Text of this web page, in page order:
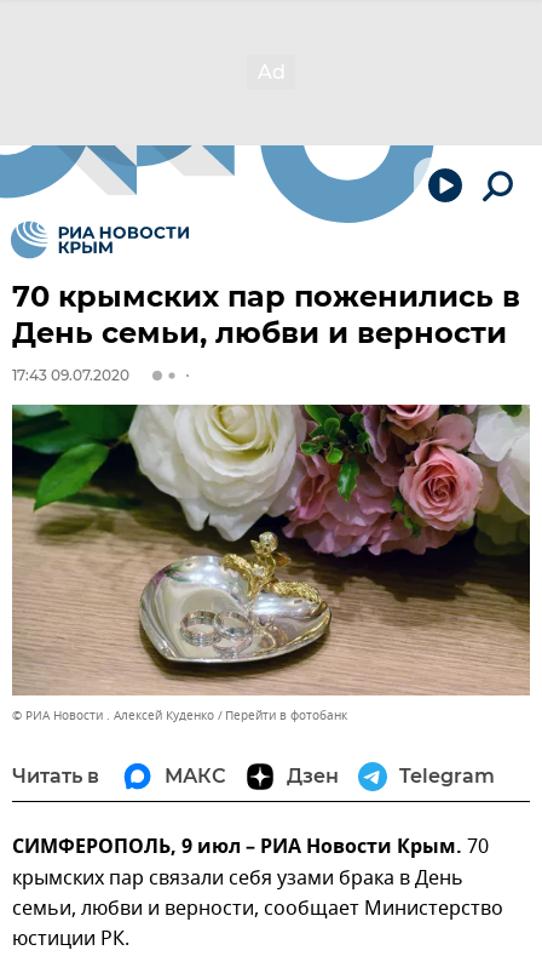
70 крымских пар поженились в
День семьи, любви и верности
17:43 09.07.2020
© РИА Новости . Алексей Куденко Перейти в фотобанк
Читать в МАКС Дзен Telegram
СИМФЕРОПОЛЬ, 9 июл – РИА Новости Крым. 70
крымских пар связали себя узами брака в День
семьи, любви и верности, сообщает Министерство
юстиции РК.